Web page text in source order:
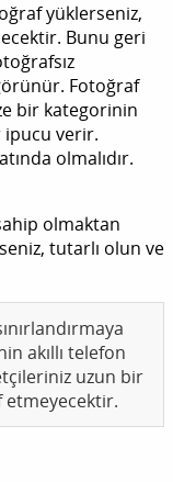
yüklerseniz,
Bunu geri
Fotoğraf
bir kategorinin
ipucu verir.
olmalıdır.
olmaktan
tutarlı olun ve
akıllı telefon
uzun bir
etmeyecektir.